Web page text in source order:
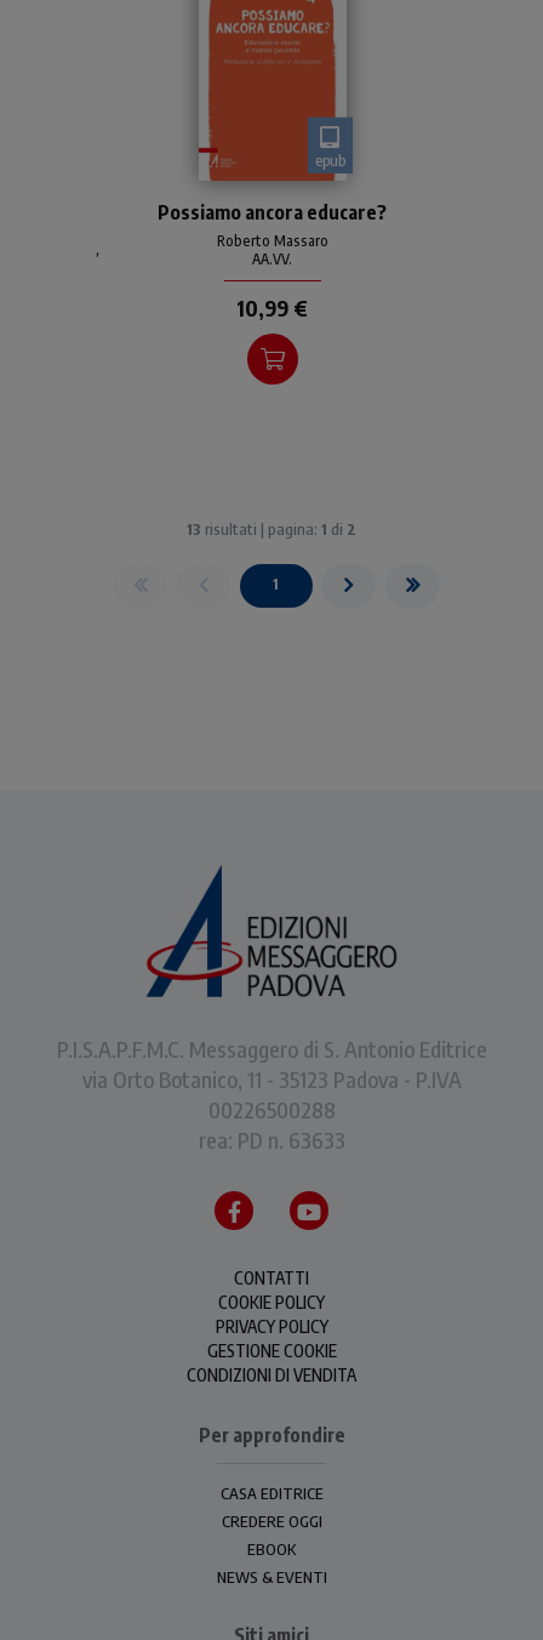
epub
generazione Z? Il volume
cerca di dare riposte a
questo quesito,
Facol
Possiamo ancora educare?
Roberto Massaro
,
AA.VV.
10,99 €
13 risultati | pagina: 1 di 2
1
P.I.S.A.P.F.M.C. Messaggero di S. Antonio Editrice
via Orto Botanico, 11 - 35123 Padova - P.IVA
00226500288
rea: PD n. 63633
CONTATTI
COOKIE POLICY
PRIVACY POLICY
GESTIONE COOKIE
CONDIZIONI DI VENDITA
Per approfondire
CASA EDITRICE
CREDERE OGGI
EBOOK
NEWS & EVENTI
Siti amici